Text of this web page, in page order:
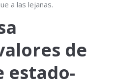
a las lejanas.
de
estado-